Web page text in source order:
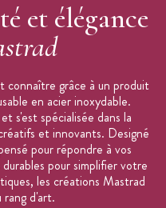
et élégance
connaître grâce à un produit
en acier inoxydable.
s'est spécialisée dans la
et innovants. Designé
pour répondre à vos
pour simplifier votre
les créations Mastrad
rang d'art.